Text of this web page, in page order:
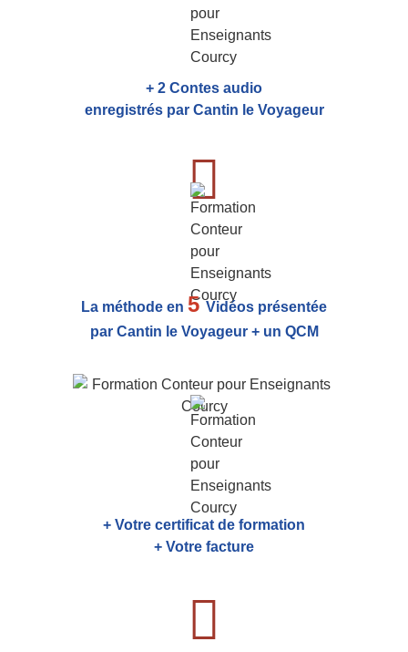
+ 2 Contes audio
enregistrés par Cantin le Voyageur
La méthode en 5Vidéos présentée
par Cantin le Voyageur + un QCM
+ Votre certificat de formation
+ Votre facture